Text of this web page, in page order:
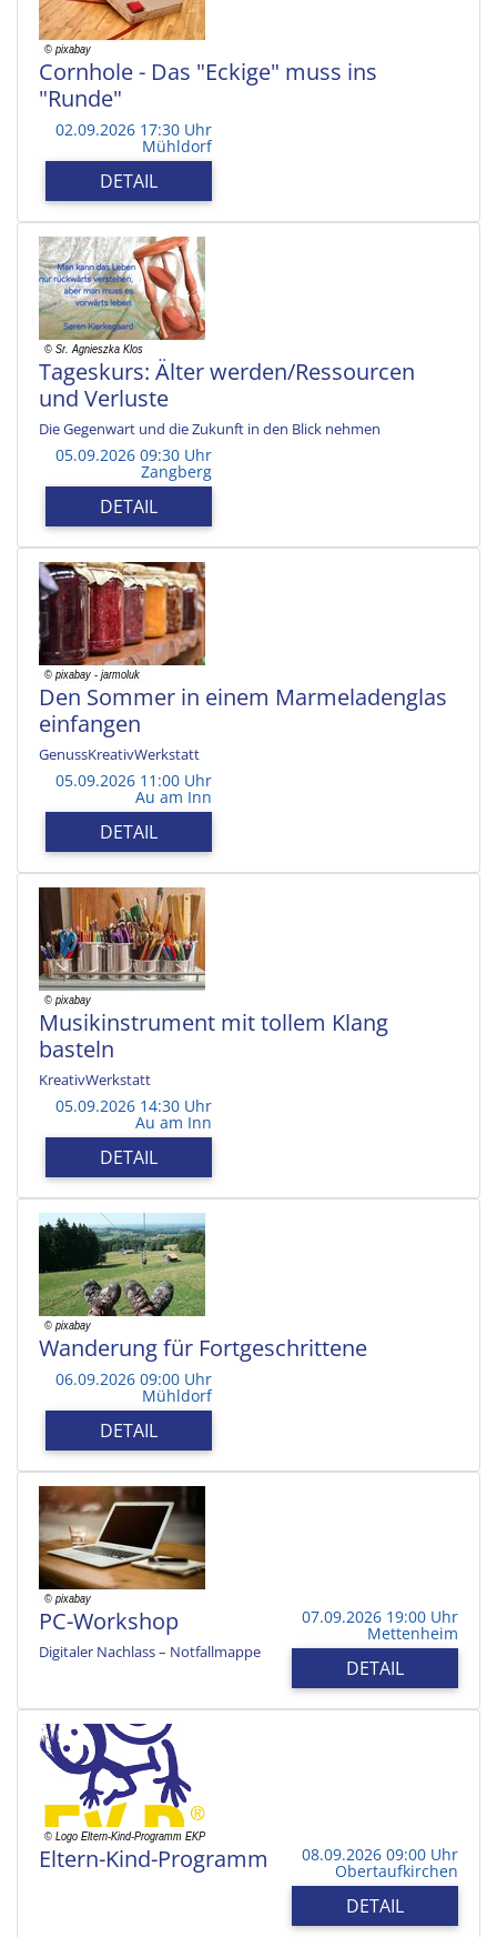
Cornhole - Das "Eckige" muss ins
"Runde"
02.09.2026 17:30 Uhr
Mühldorf
DETAIL
Tageskurs: Älter werden/Ressourcen
und Verluste
Die Gegenwart und die Zukunft in den Blick nehmen
05.09.2026 09:30 Uhr
Zangberg
DETAIL
Den Sommer in einem Marmeladenglas
einfangen
GenussKreativWerkstatt
05.09.2026 11:00 Uhr
Au am Inn
DETAIL
Musikinstrument mit tollem Klang
basteln
KreativWerkstatt
05.09.2026 14:30 Uhr
Au am Inn
DETAIL
Wanderung für Fortgeschrittene
06.09.2026 09:00 Uhr
Mühldorf
DETAIL
PC-Workshop
Digitaler Nachlass – Notfallmappe
07.09.2026 19:00 Uhr
Mettenheim
DETAIL
Eltern-Kind-Programm 08.09.2026 09:00 Uhr
Obertaufkirchen
DETAIL